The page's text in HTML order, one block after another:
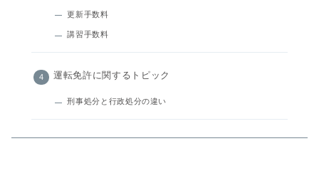
更新手数料
講習手数料
運転免許に関するトピック
刑事処分と行政処分の違い